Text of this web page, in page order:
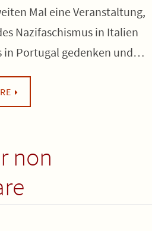
Mal eine Veranstaltung,
Nazifaschismus in Italien
in Portugal gedenken und…
non